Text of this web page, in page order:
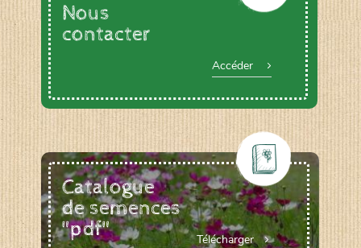
Nous
contacter
Accéder
Catalogue
de semences
"pdf"
Télécharger